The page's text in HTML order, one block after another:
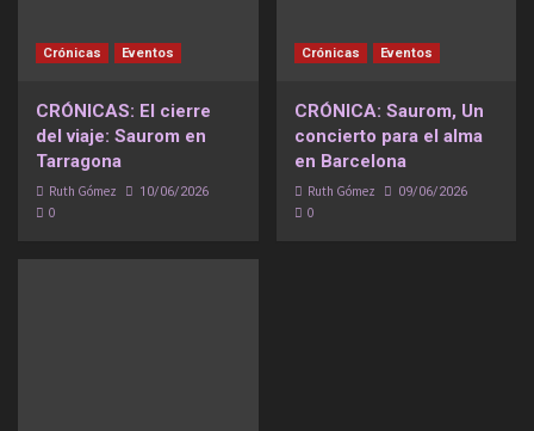
Crónicas Eventos
CRÓNICAS: El cierre
del viaje: Saurom en
Tarragona
Ruth Gómez 10/06/2026
0
Crónicas Eventos
CRÓNICA: Saurom, Un
concierto para el alma
en Barcelona
Ruth Gómez 09/06/2026
0